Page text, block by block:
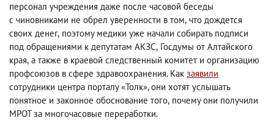
персонал учреждения даже после часовой беседы
с чиновниками не обрел уверенности в том, что дождется
своих денег, поэтому медики уже начали собирать подписи
под обращениями к депутатам АКЗС, Госдумы от Алтайского
края, а также в краевой следственный комитет и организацию
профсоюзов в сфере здравоохранения. Как заявили
сотрудники центра порталу «Толк», они хотят услышать
понятное и законное обоснование того, почему они получили
МРОТ за многочасовые переработки.